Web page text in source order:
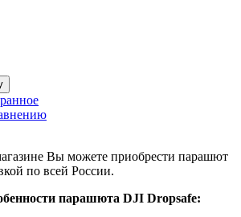
Вы можете приобрести парашют
по всей России.
парашюта DJI Dropsafe: